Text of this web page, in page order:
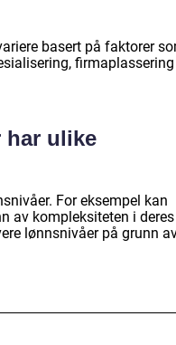
basert på faktorer
har ulike
For eksempel kan
av kompleksiteten i deres
lønnsnivåer på grunn